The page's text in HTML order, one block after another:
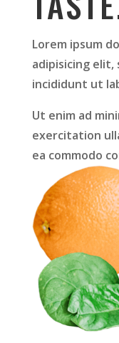
Lorem ipsum
adipisicing elit,
incididunt ut
Ut enim ad
exercitation
ea commodo